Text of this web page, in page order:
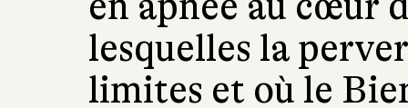
lesquelles la
limites et où le